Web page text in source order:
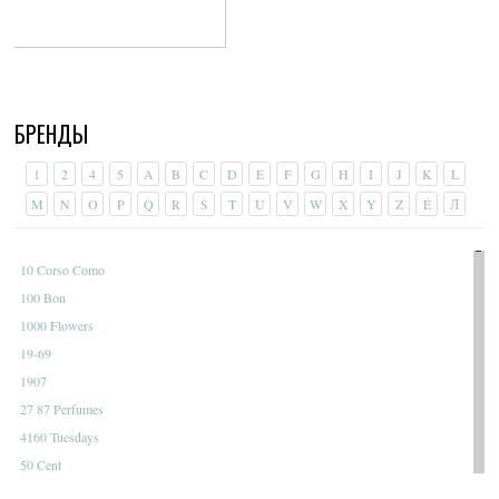
имеет
можно
выбрать
странице
товара.
БРЕНДЫ
1 2 4 5 A B C D E F G H I J K
L
M
N O P Q R S T U V W X Y Z É Л
10 Corso Como
100 Bon
1000 Flowers
19-69
1907
27 87 Perfumes
4160 Tuesdays
50 Cent